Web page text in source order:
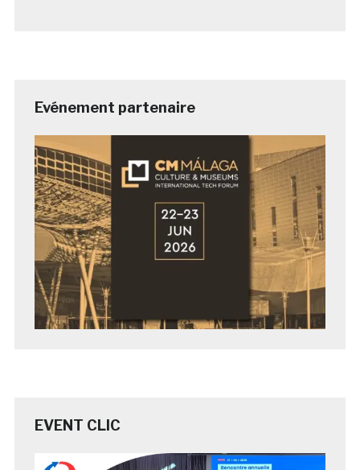
Evénement partenaire
EVENT CLIC